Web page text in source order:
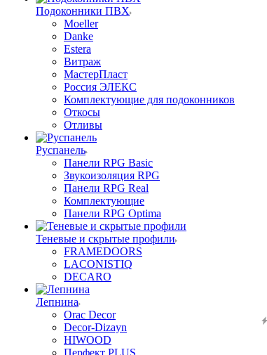
Подоконники ПВХ
Moeller
Danke
Estera
Витраж
МастерПласт
Россия ЭЛЕКС
Комплектующие для подоконников
Откосы
Отливы
Руспанель
Панели RPG Basic
Звукоизоляция RPG
Панели RPG Real
Комплектующие
Панели RPG Optima
Теневые и скрытые профили
FRAMEDOORS
LACONISTIQ
DECARO
Лепнина
Orac Decor
Decor-Dizayn
HIWOOD
Перфект PLUS